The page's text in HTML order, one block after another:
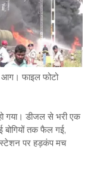
आग। फाइल फोटो
गया। डीजल से भरी एक
तक फैल गई,
पर हड़कंप मच